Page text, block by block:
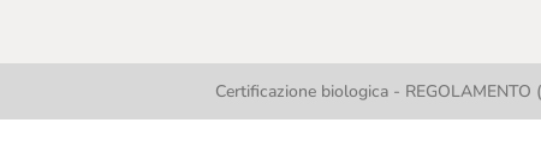
Certificazione biologica -